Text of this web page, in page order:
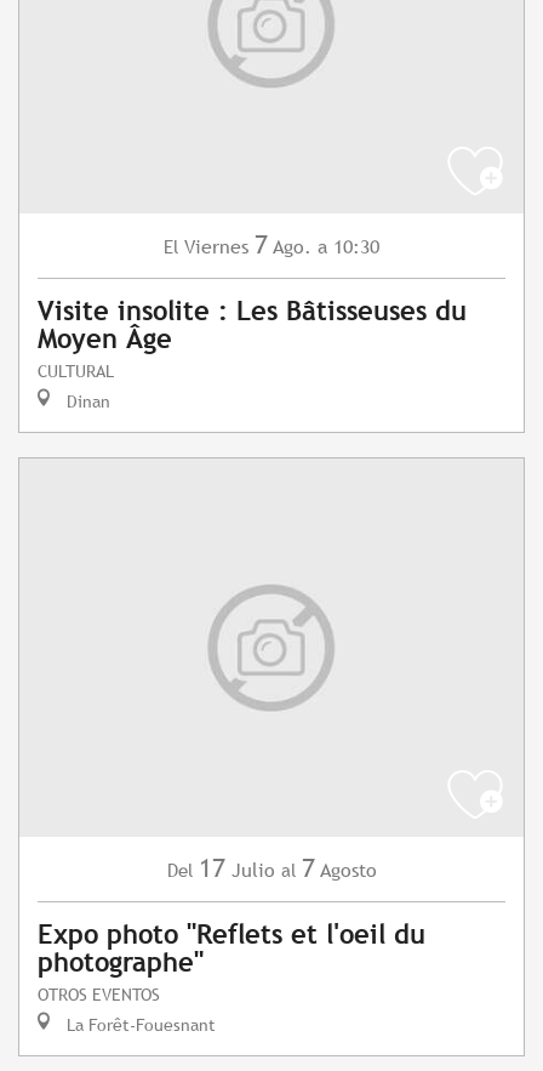
El Viernes 7 Ago. a 10:30
Visite insolite : Les Bâtisseuses du
Moyen Âge
CULTURAL
Dinan
Del 17 Julio al 7 Agosto
Expo photo "Reflets et l'oeil du
photographe"
OTROS EVENTOS
La Forêt-Fouesnant